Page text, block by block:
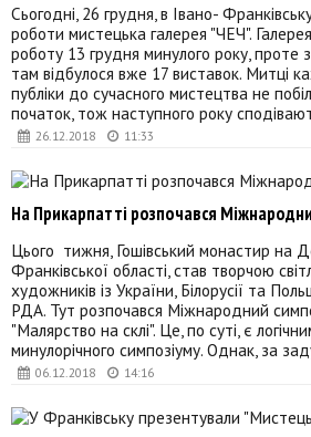
26.12.2018 11:33
Сьогодні, 26 грудня, в Івано-
роботи мистецька галерея "ЧЕЧ".
роботу 13 грудня минулого року, проте
там відбулося вже 17 виставок. Митці
публіки до сучасного мистецтва не
початок, тож наступного року
06.12.2018 14:16
На Прикарпатті розпочався
Цього тижня, Гошівський монастир на
Франківської області, став творчою
художників із України, Білорусії та
РДА. Тут розпочався Міжнародний
"Малярство на склі". Це, по суті, є
минулорічного симпозіуму. Однак, за